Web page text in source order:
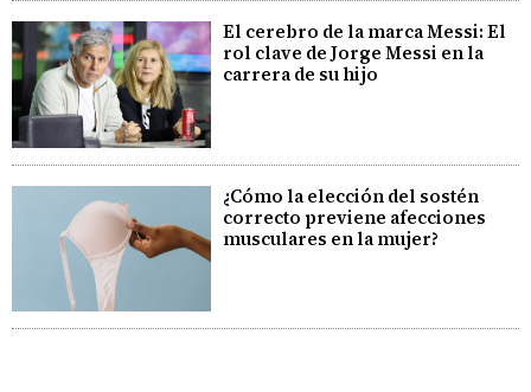
El cerebro de la marca Messi: El
rol clave de Jorge Messi en la
carrera de su hijo
¿Cómo la elección del sostén
correcto previene afecciones
musculares en la mujer?